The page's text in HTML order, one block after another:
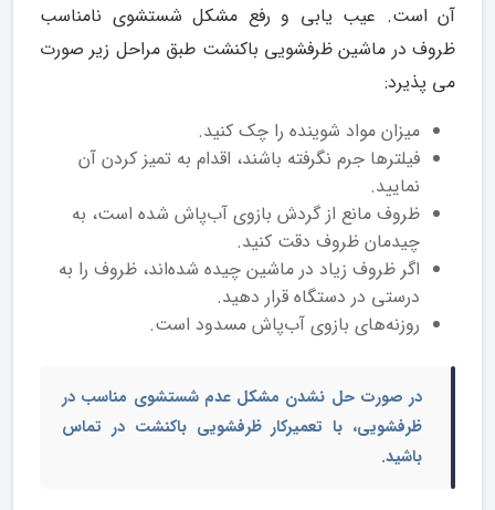
آن است. عیب یابی و رفع مشکل شستشوی نامناسب
ظروف در ماشین ظرفشویی باکنشت طبق مراحل زیر صورت
می پذیرد:
میزان مواد شوینده را چک کنید.
فیلترها جرم نگرفته باشند، اقدام به تمیز کردن آن
نمایید.
ظروف مانع از گردش بازوی آب‌پاش شده است، به
چیدمان ظروف دقت کنید.
اگر ظروف زیاد در ماشین چیده شده‌اند، ظروف را به
درستی در دستگاه قرار دهید.
روزنه‌های بازوی آب‌پاش مسدود است.
در صورت حل نشدن مشکل عدم شستشوی مناسب در
ظرفشویی، با تعمیرکار ظرفشویی باکنشت در تماس
باشید.